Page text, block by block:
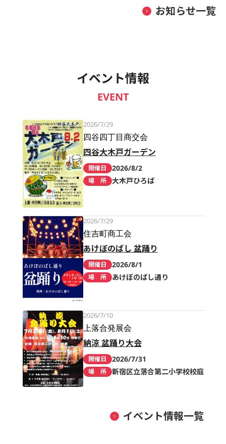
お知らせ一覧
イベント情報
EVENT
2026/7/29
四谷四丁目商交会
四谷大木戸ガーデン
開催日 2026/8/2
場 所 大木戸ひろば
2026/7/29
住吉町商工会
あけぼのばし 盆踊り
開催日 2026/8/1
場 所 あけぼのばし通り
2026/7/10
上落合発展会
納涼 盆踊り大会
開催日 2026/7/31
場 所 新宿区立落合第二小学校校庭
イベント情報一覧